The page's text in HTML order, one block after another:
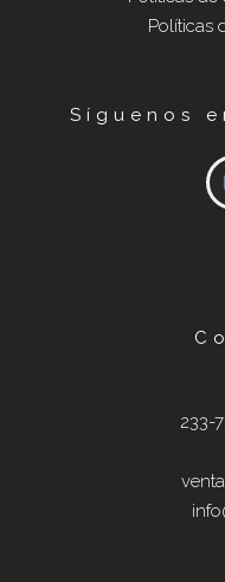
Políticas
Síguenos
233-